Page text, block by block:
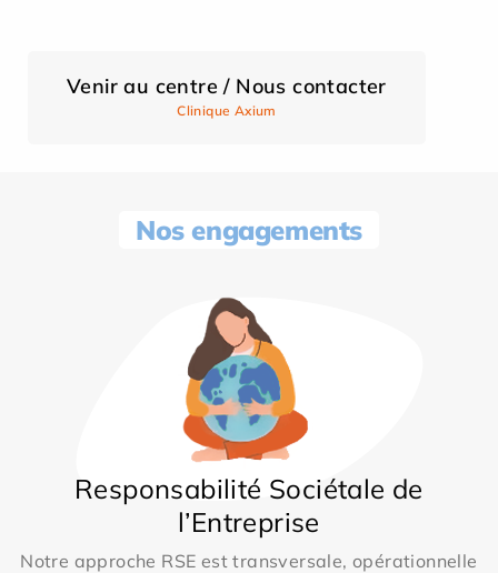
Venir au centre / Nous contacter
Clinique Axium
Nos engagements
Responsabilité Sociétale de
l’Entreprise
Notre approche RSE est transversale, opérationnelle